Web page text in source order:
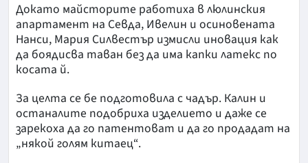
Докато майсторите работиха в люлинския
апартамент на Севда, Ивелин и осиновената
Нанси, Мария Силвестър измисли иновация как
да боядисва таван без да има капки латекс по
косата й.
За целта се бе подготовила с чадър. Калин и
останалите подобриха изделието и даже се
зарекоха да го патентоват и да го продадат на
„някой голям китаец“.